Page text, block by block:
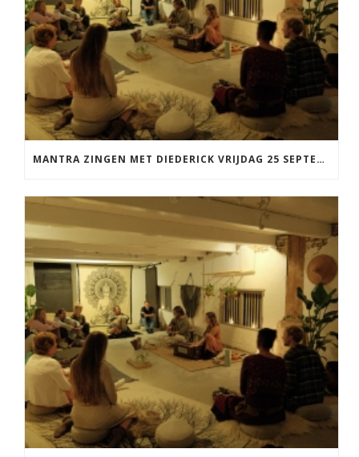
MANTRA ZINGEN MET DIEDERICK VRIJDAG 25 SEPTEMBER EN 20 NOVEMBER